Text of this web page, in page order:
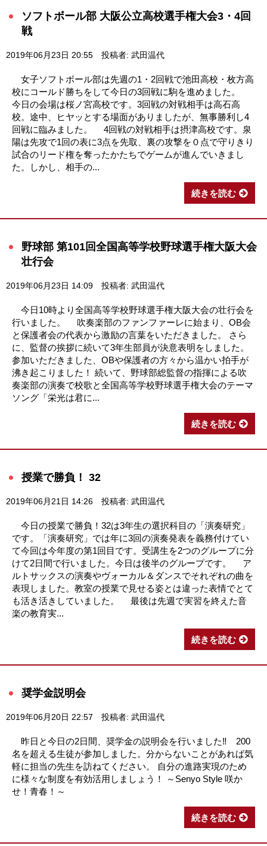
ソフトボール部 大阪公立高校選手権大会3・4回
戦
2019年06月23日 20:55 投稿者: 武田温代
女子ソフトボール部は先週の1・2回戦で池田高校・枚方高
校にコールド勝ちをして今日の3回戦に駒を進めました。
今日の会場は桜ノ宮高校です。3回戦の対戦相手は高石高
校。途中、ヒヤッとする場面がありましたが、無事勝利し4
回戦に臨みました。 4回戦の対戦相手は摂津高校です。泉
陽は先攻で1回の表に3点を先取、裏の攻撃を０点で守りきり
試合のリード権を奪ったかたちでゲームが進んでいきまし
た。しかし、相手の...
続きを読む
野球部 第101回全国高等学校野球選手権大阪大会
壮行会
2019年06月23日 14:09 投稿者: 武田温代
今日10時より全国高等学校野球選手権大阪大会の壮行会を
行いました。 吹奏楽部のファンファーレに始まり、OB会
と保護者会の代表から激励の言葉をいただきました。 さら
に、監督の挨拶に続いて3年生部員が決意表明をしました。
参加いただきました、OBや保護者の方々から温かい拍手が
沸き起こりました！ 続いて、野球部総監督の指揮による吹
奏楽部の演奏で校歌と全国高等学校野球選手権大会のテーマ
ソング「栄光は君に...
続きを読む
授業で勝負！ 32
2019年06月21日 14:26 投稿者: 武田温代
今日の授業で勝負！32は3年生の選択科目の「演奏研究」
です。「演奏研究」では年に3回の演奏発表を義務付けてい
て今回は今年度の第1回目です。受講生を2つのグループに分
けて2日間で行いました。今日は後半のグループです。 ア
ルトサックスの演奏やヴォーカル＆ダンスでそれぞれの曲を
表現しました。教室の授業で見せる姿とは違った表情でとて
も活き活きしていました。 最後は先週で実習を終えた音
楽の教育実...
続きを読む
奨学金説明会
2019年06月20日 22:57 投稿者: 武田温代
昨日と今日の2日間、奨学金の説明会を行いました‼ 200
名を超える生徒が参加しました。分からないことがあれば気
軽に担当の先生を訪ねてください。 自分の進路実現のため
に様々な制度を有効活用しましょう！ ～Senyo Style 咲か
せ！青春！～
続きを読む